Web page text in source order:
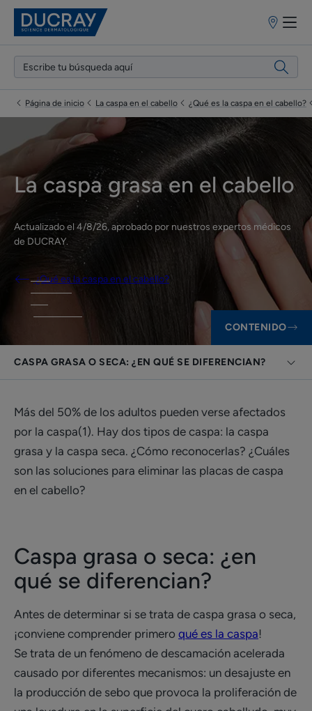
Puntos
venta
Página de inicio La caspa en el cabello ¿Qué es la caspa en el cabello?
La caspa grasa en el cabello
Actualizado el 4/8/26, aprobado por nuestros expertos médicos
de DUCRAY.
¿Qué es la caspa en el cabello?
CONTENIDO
CASPA GRASA O SECA: ¿EN QUÉ SE DIFERENCIAN?
Más del 50% de los adultos pueden verse afectados
por la caspa(1). Hay dos tipos de caspa: la caspa
grasa y la caspa seca. ¿Cómo reconocerlas? ¿Cuáles
son las soluciones para eliminar las placas de caspa
en el cabello?
Caspa grasa o seca: ¿en
qué se diferencian?
Antes de determinar si se trata de caspa grasa o seca,
¡conviene comprender primero qué es la caspa!
Se trata de un fenómeno de descamación acelerada
causado por diferentes mecanismos: un desajuste en
la producción de sebo que provoca la proliferación de